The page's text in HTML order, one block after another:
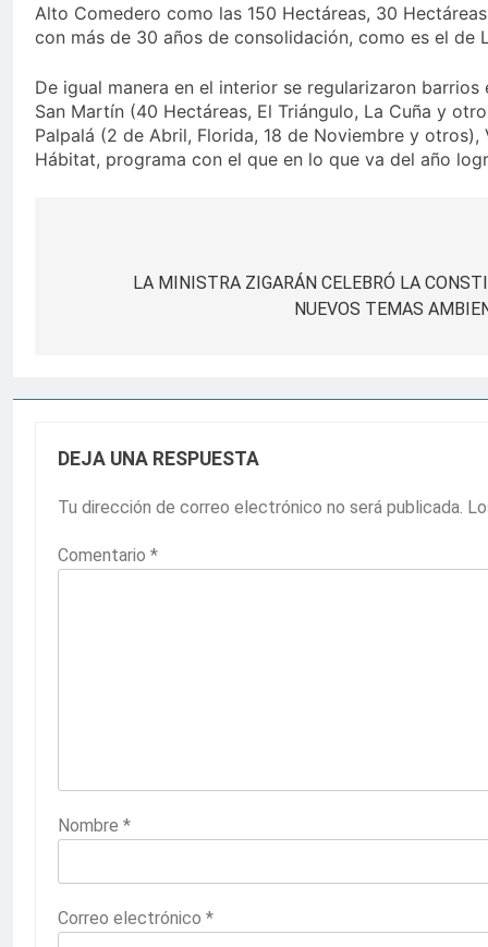
Alto Comedero como las 150 Hectáreas, 30
con más de 30 años de consolidación, como es el
De igual manera en el interior se regularizaron
San Martín (40 Hectáreas, El Triángulo, La Cuña y
Palpalá (2 de Abril, Florida, 18 de Noviembre y
Hábitat, programa con el que en lo que va del año
LA MINISTRA ZIGARÁN CELEBRÓ LA
NUEVOS TEMAS
DEJA UNA RESPUESTA
Tu dirección de correo electrónico no será publicada.
Comentario *
Nombre *
Correo electrónico *